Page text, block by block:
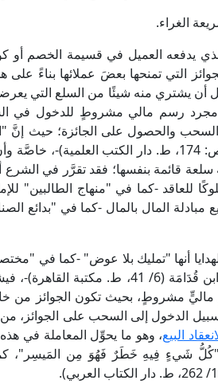
الغراء.
يدفعه العميل في قسيمة الخصم أو
التي تمنحها بعضَ عملائها بناءً على
أن يشتري منه شيئًا من السلع التي
مجرد رسم مالي مشروطٍ للدخول في
والحصول على الجائزة؛ حيث إنَّ
والنظائر" للإمام ابن نُجَيم (ص: 174، ط. دار
سلعة قائمة بنفسها؛ فقد تقرَّر في
الحديث)، و"المغني" للإمام ابن
ماليٍّ مشروطٍ، بحيث تكون الجوائز من
الدخول إلى السحب على الجوائز،
البيع، وهو ما يحوِّل المعاملة في
شَيءٍ فِيهِ خَطَرٌ فَهُوَ مِن المَيسِر"، كما